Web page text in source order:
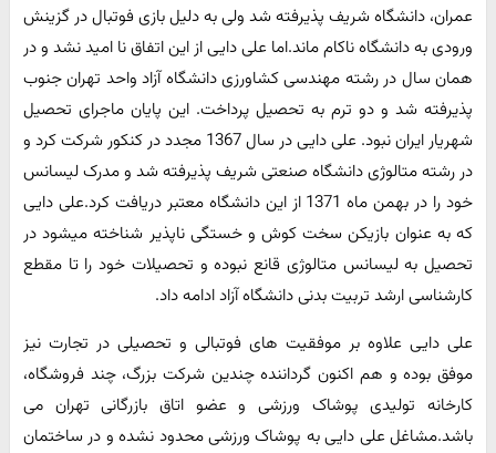
عمران، دانشگاه شریف پذیرفته شد ولی به دلیل بازی فوتبال در گزینش
ورودی به دانشگاه ناکام ماند.اما علی دایی از این اتفاق نا امید نشد و در
همان سال در رشته مهندسی کشاورزی دانشگاه آزاد واحد تهران جنوب
پذیرفته شد و دو ترم به تحصیل پرداخت. این پایان ماجرای تحصیل
شهریار ایران نبود. علی دایی در سال 1367 مجدد در کنکور شرکت کرد و
در رشته متالوژی دانشگاه صنعتی شریف پذیرفته شد و مدرک لیسانس
خود را در بهمن ماه 1371 از این دانشگاه معتبر دریافت کرد.علی دایی
که به عنوان بازیکن سخت کوش و خستگی ناپذیر شناخته میشود در
تحصیل به لیسانس متالوژی قانع نبوده و تحصیلات خود را تا مقطع
کارشناسی ارشد تربیت بدنی دانشگاه آزاد ادامه داد.
علی دایی علاوه بر موفقیت های فوتبالی و تحصیلی در تجارت نیز
موفق بوده و هم اکنون گرداننده چندین شرکت بزرگ، چند فروشگاه،
کارخانه تولیدی پوشاک ورزشی و عضو اتاق بازرگانی تهران می
باشد.مشاغل علی دایی به پوشاک ورزشی محدود نشده و در ساختمان